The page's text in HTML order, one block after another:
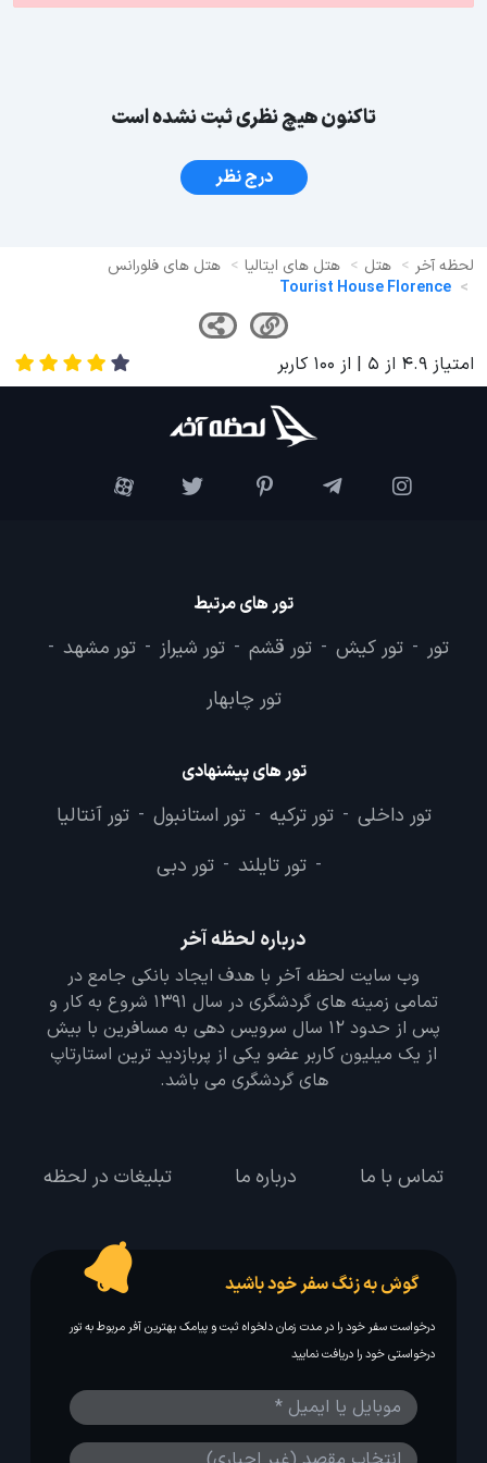
تاکنون هیچ نظری ثبت نشده است
درج نظر
لحظه آخر هتل هتل های ایتالیا
هتل های فلورانس
Tourist House Florence
امتیاز 4.9 از 5 | از 100 کاربر
تور های مرتبط
تور - تور کیش - تور قشم - تور شیراز - تور مشهد -
تور چابهار
تور های پیشنهادی
تور داخلی - تور ترکیه - تور استانبول - تور آنتالیا
- تور تایلند - تور دبی
درباره لحظه آخر
وب سایت لحظه آخر با هدف ایجاد بانکی جامع در
تمامی زمینه های گردشگری در سال 1391 شروع به کار و
پس از حدود 12 سال سرویس دهی به مسافرین با بیش
از یک میلیون کاربر عضو یکی از پربازدید ترین استارتاپ
های گردشگری می باشد.
تماس با ما درباره ما تبلیغات در لحظه
گوش به زنگ سفر خود باشید
درخواست سفر خود را در مدت زمان دلخواه ثبت و پیامک بهترین آفر مربوط به تور
درخواستی خود را دریافت نمایید